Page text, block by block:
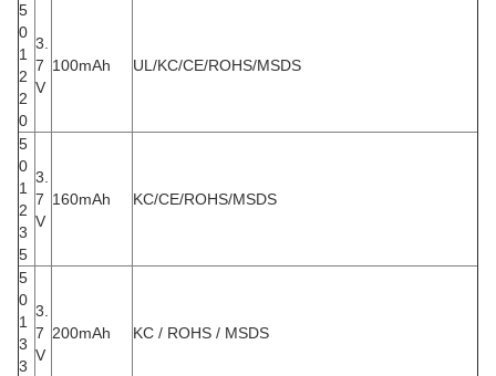
5
0
1
2
2
0
3.
7
V
100mAh UL/KC/CE/ROHS/MSDS
5
0
1
2
3
5
3.
7
V
160mAh KC/CE/ROHS/MSDS
5
0
1
3
3
3.
7
V
200mAh KC / ROHS / MSDS